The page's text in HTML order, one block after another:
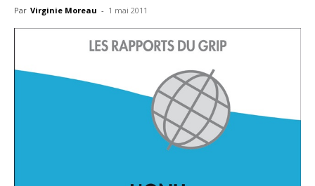
Par Virginie Moreau - 1 mai 2011